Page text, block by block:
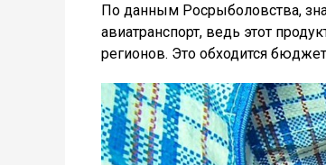
По данным Росрыболовства,
авиатранспорт, ведь этот
регионов. Это обходится